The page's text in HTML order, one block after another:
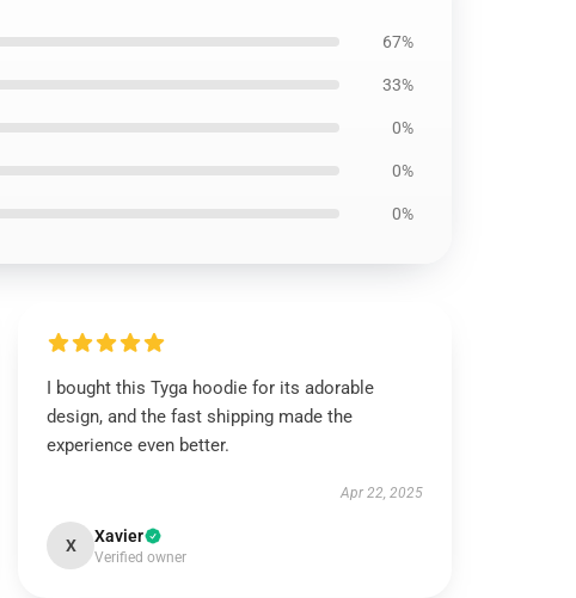
67%
33%
0%
0%
0%
I bought this Tyga hoodie for its adorable
design, and the fast shipping made the
experience even better.
Apr 22, 2025
X Xavier
Verified owner